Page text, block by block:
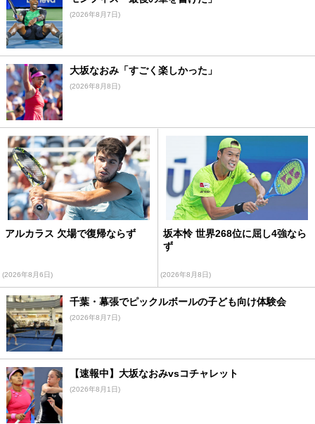
(2026年8月7日)
大坂なおみ「すごく楽しかった」
(2026年8月8日)
アルカラス 欠場で復帰ならず
(2026年8月6日)
坂本怜 世界268位に屈し4強なら
ず
(2026年8月8日)
千葉・幕張でピックルボールの子ども向け体験会
(2026年8月7日)
【速報中】大坂なおみvsコチャレット
(2026年8月1日)